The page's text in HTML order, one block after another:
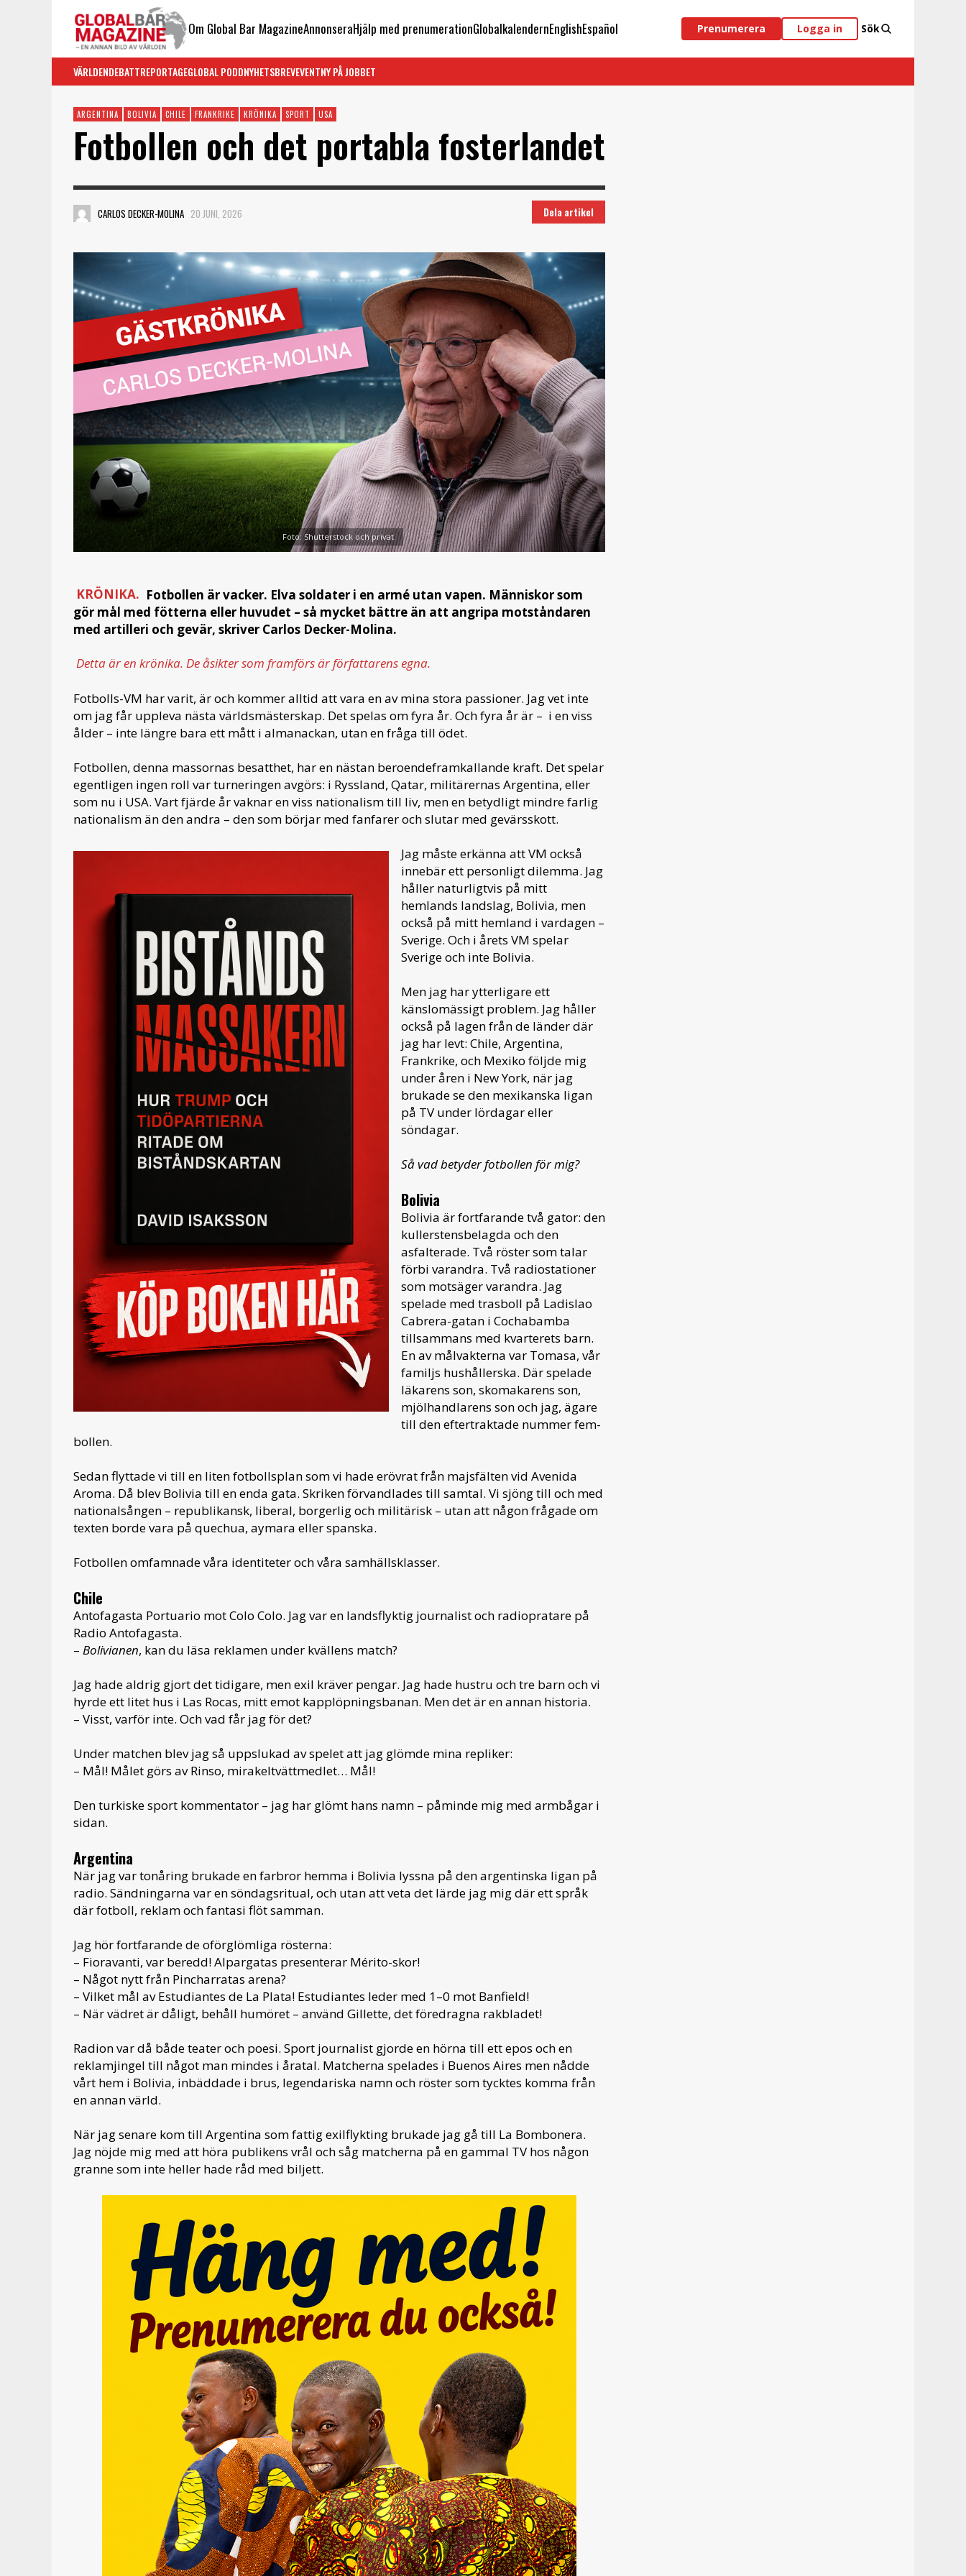
Om Global Bar MagazineAnnonseraHjälp med prenumerationGlobalkalendernEnglishEspañol Prenumerera Logga in Sök
VÄRLDENDEBATTREPORTAGEGLOBAL PODDNYHETSBREVEVENTNY PÅ JOBBET
ARGENTINA BOLIVIA CHILE FRANKRIKE KRÖNIKA SPORT USA
Fotbollen och det portabla fosterlandet
CARLOS DECKER-MOLINA 20 JUNI, 2026 Dela artikel
Foto: Shutterstock och privat.
KRÖNIKA. Fotbollen är vacker. Elva soldater i en armé utan vapen. Människor som
gör mål med fötterna eller huvudet – så mycket bättre än att angripa motståndaren
med artilleri och gevär, skriver Carlos Decker-Molina.
Detta är en krönika. De åsikter som framförs är författarens egna.
Fotbolls-VM har varit, är och kommer alltid att vara en av mina stora passioner. Jag vet inte
om jag får uppleva nästa världsmästerskap. Det spelas om fyra år. Och fyra år är – i en viss
ålder – inte längre bara ett mått i almanackan, utan en fråga till ödet.
Fotbollen, denna massornas besatthet, har en nästan beroendeframkallande kraft. Det spelar
egentligen ingen roll var turneringen avgörs: i Ryssland, Qatar, militärernas Argentina, eller
som nu i USA. Vart fjärde år vaknar en viss nationalism till liv, men en betydligt mindre farlig
nationalism än den andra – den som börjar med fanfarer och slutar med gevärsskott.
Jag måste erkänna att VM också
innebär ett personligt dilemma. Jag
håller naturligtvis på mitt
hemlands landslag, Bolivia, men
också på mitt hemland i vardagen –
Sverige. Och i årets VM spelar
Sverige och inte Bolivia.
Men jag har ytterligare ett
känslomässigt problem. Jag håller
också på lagen från de länder där
jag har levt: Chile, Argentina,
Frankrike, och Mexiko följde mig
under åren i New York, när jag
brukade se den mexikanska ligan
på TV under lördagar eller
söndagar.
Så vad betyder fotbollen för mig?
Bolivia
Bolivia är fortfarande två gator: den
kullerstensbelagda och den
asfalterade. Två röster som talar
förbi varandra. Två radiostationer
som motsäger varandra. Jag
spelade med trasboll på Ladislao
Cabrera-gatan i Cochabamba
tillsammans med kvarterets barn.
En av målvakterna var Tomasa, vår
familjs hushållerska. Där spelade
läkarens son, skomakarens son,
mjölhandlarens son och jag, ägare
till den eftertraktade nummer fem-
bollen.
Sedan flyttade vi till en liten fotbollsplan som vi hade erövrat från majsfälten vid Avenida
Aroma. Då blev Bolivia till en enda gata. Skriken förvandlades till samtal. Vi sjöng till och med
nationalsången – republikansk, liberal, borgerlig och militärisk – utan att någon frågade om
texten borde vara på quechua, aymara eller spanska.
Fotbollen omfamnade våra identiteter och våra samhällsklasser.
Chile
Antofagasta Portuario mot Colo Colo. Jag var en landsflyktig journalist och radiopratare på
Radio Antofagasta.
– Bolivianen, kan du läsa reklamen under kvällens match?
Jag hade aldrig gjort det tidigare, men exil kräver pengar. Jag hade hustru och tre barn och vi
hyrde ett litet hus i Las Rocas, mitt emot kapplöpningsbanan. Men det är en annan historia.
– Visst, varför inte. Och vad får jag för det?
Under matchen blev jag så uppslukad av spelet att jag glömde mina repliker:
– Mål! Målet görs av Rinso, mirakeltvättmedlet… Mål!
Den turkiske sport kommentator – jag har glömt hans namn – påminde mig med armbågar i
sidan.
Argentina
När jag var tonåring brukade en farbror hemma i Bolivia lyssna på den argentinska ligan på
radio. Sändningarna var en söndagsritual, och utan att veta det lärde jag mig där ett språk
där fotboll, reklam och fantasi flöt samman.
Jag hör fortfarande de oförglömliga rösterna:
– Fioravanti, var beredd! Alpargatas presenterar Mérito-skor!
– Något nytt från Pincharratas arena?
– Vilket mål av Estudiantes de La Plata! Estudiantes leder med 1–0 mot Banfield!
– När vädret är dåligt, behåll humöret – använd Gillette, det föredragna rakbladet!
Radion var då både teater och poesi. Sport journalist gjorde en hörna till ett epos och en
reklamjingel till något man mindes i åratal. Matcherna spelades i Buenos Aires men nådde
vårt hem i Bolivia, inbäddade i brus, legendariska namn och röster som tycktes komma från
en annan värld.
När jag senare kom till Argentina som fattig exilflykting brukade jag gå till La Bombonera.
Jag nöjde mig med att höra publikens vrål och såg matcherna på en gammal TV hos någon
granne som inte heller hade råd med biljett.